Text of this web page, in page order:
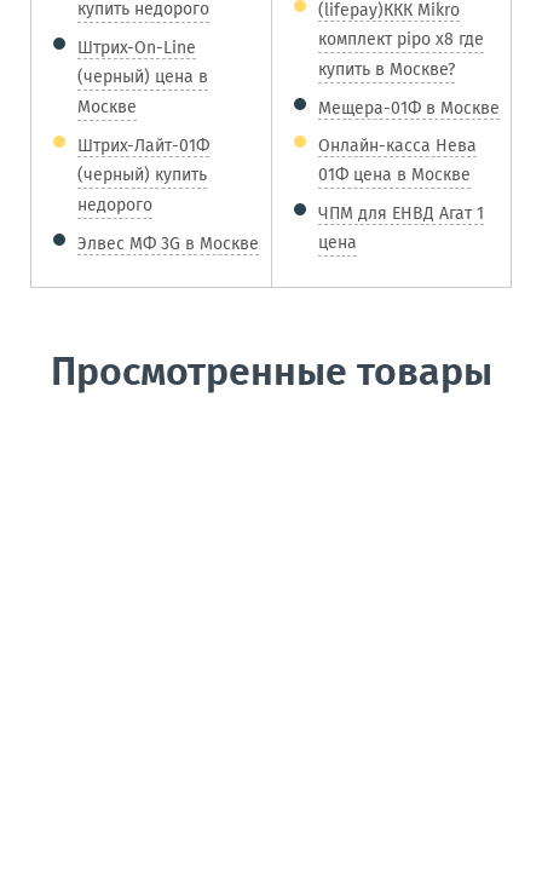
купить недорого
Штрих-On-Line
(черный) цена в
Москве
Штрих-Лайт-01Ф
(черный) купить
недорого
Элвес МФ 3G в Москве
(lifepay)ККК Mikro
комплект pipo x8 где
купить в Москве?
Мещера-01Ф в Москве
Онлайн-касса Нева
01Ф цена в Москве
ЧПМ для ЕНВД Агат 1
цена
Просмотренные товары